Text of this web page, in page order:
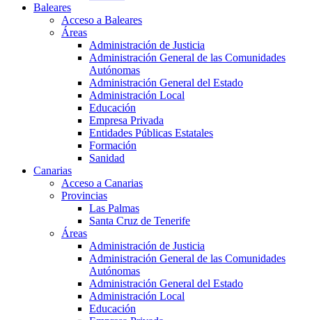
Baleares
Acceso a Baleares
Áreas
Administración de Justicia
Administración General de las Comunidades
Autónomas
Administración General del Estado
Administración Local
Educación
Empresa Privada
Entidades Públicas Estatales
Formación
Sanidad
Canarias
Acceso a Canarias
Provincias
Las Palmas
Santa Cruz de Tenerife
Áreas
Administración de Justicia
Administración General de las Comunidades
Autónomas
Administración General del Estado
Administración Local
Educación